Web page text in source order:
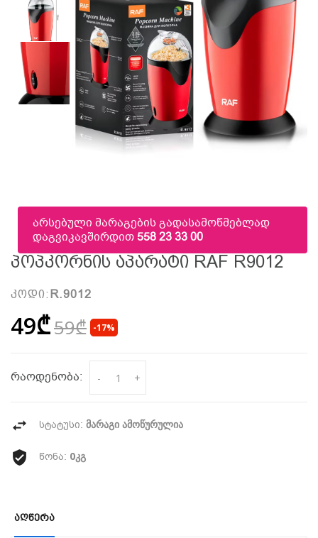
არსებული მარაგების გადასამოწმებლად
დაგვიკავშირდით558 23 33 00
Პოპკორნის Აპარატი RAF R9012
კოდი: R.9012
49₾59₾ -17%
რაოდენობა: - +
სტატუსი: მარაგი ამოწურულია
წონა: 0კგ
Აღწერა